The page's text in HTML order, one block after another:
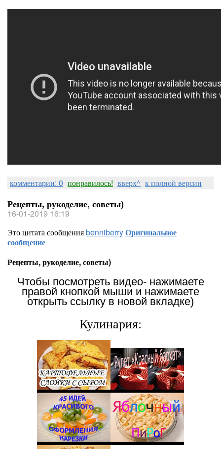
комментарии: 0 понравилось! вверх^ к полной версии
Рецепты, рукоделие, советы)
16-01-2019 16:19
Это цитата сообщенияbenniberryОригинальное
сообщение
Рецепты, рукоделие, советы)
Чтобы посмотреть видео- нажимаете
правой кнопкой мыши и нажимаете
открыть ссылку в новой вкладке)
Кулинария: